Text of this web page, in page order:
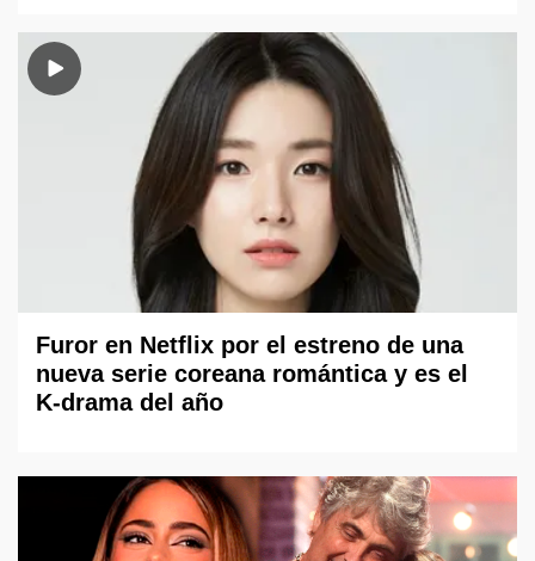
Furor en Netflix por el estreno de una
nueva serie coreana romántica y es el
K-drama del año